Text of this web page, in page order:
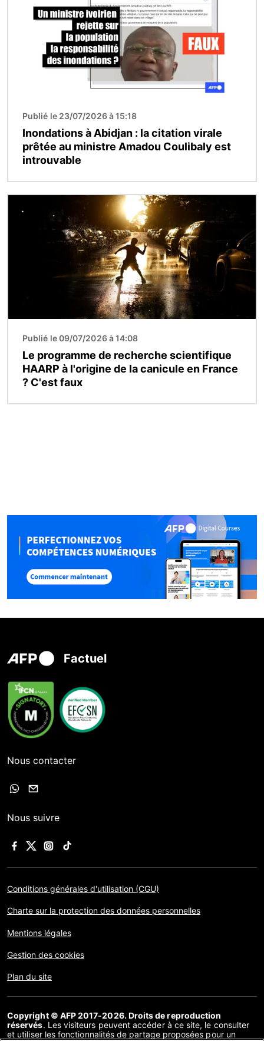
Publié le 23/07/2026 à 15:18
Inondations à Abidjan : la citation virale
prêtée au ministre Amadou Coulibaly est
introuvable
Publié le 09/07/2026 à 14:08
Le programme de recherche scientifique
HAARP à l'origine de la canicule en France
? C'est faux
Factuel
Nous contacter
Nous suivre
Conditions générales d'utilisation (CGU)
Charte sur la protection des données personnelles
Mentions légales
Gestion des cookies
Plan du site
Copyright © AFP 2017-2026. Droits de reproduction
réservés. Les visiteurs peuvent accéder à ce site, le consulter
et utiliser les fonctionnalités de partage proposées pour un